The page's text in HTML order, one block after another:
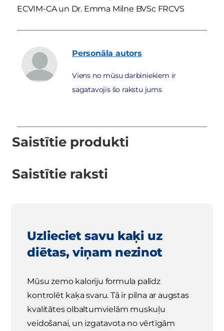
ECVIM-CA un Dr. Emma Milne BVSc FRCVS
Personāla autors
Viens no mūsu darbiniekiem ir
sagatavojis šo rakstu jums
Saistītie produkti
Saistītie raksti
Uzlieciet savu kaķi uz
diētas, viņam nezinot
Mūsu zemo kaloriju formula palīdz
kontrolēt kaķa svaru. Tā ir pilna ar augstas
kvalitātes olbaltumvielām muskuļu
veidošanai, un izgatavota no vērtīgām